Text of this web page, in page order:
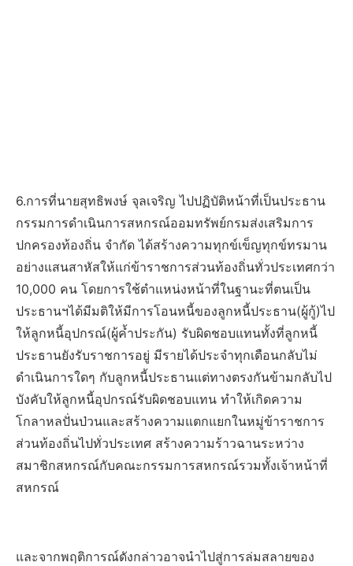
6.การที่นายสุทธิพงษ์ จุลเจริญ ไปปฏิบัติหน้าที่เป็นประธาน
กรรมการดำเนินการสหกรณ์ออมทรัพย์กรมส่งเสริมการ
ปกครองท้องถิ่น จำกัด ได้สร้างความทุกข์เข็ญทุกข์ทรมาน
อย่างแสนสาหัสให้แก่ข้าราชการส่วนท้องถิ่นทั่วประเทศกว่า
10,000 คน โดยการใช้ตำแหน่งหน้าที่ในฐานะที่ตนเป็น
ประธานฯได้มีมติให้มีการโอนหนี้ของลูกหนี้ประธาน(ผู้กู้)ไป
ให้ลูกหนี้อุปกรณ์(ผู้ค้ำประกัน) รับผิดชอบแทนทั้งที่ลูกหนี้
ประธานยังรับราชการอยู่ มีรายได้ประจำทุกเดือนกลับไม่
ดำเนินการใดๆ กับลูกหนี้ประธานแต่ทางตรงกันข้ามกลับไป
บังคับให้ลูกหนี้อุปกรณ์รับผิดชอบแทน ทำให้เกิดความ
โกลาหลปั่นป่วนและสร้างความแตกแยกในหมู่ข้าราชการ
ส่วนท้องถิ่นไปทั่วประเทศ สร้างความร้าวฉานระหว่าง
สมาชิกสหกรณ์กับคณะกรรมการสหกรณ์รวมทั้งเจ้าหน้าที่
สหกรณ์
และจากพฤติการณ์ดังกล่าวอาจนำไปสู่การล่มสลายของ